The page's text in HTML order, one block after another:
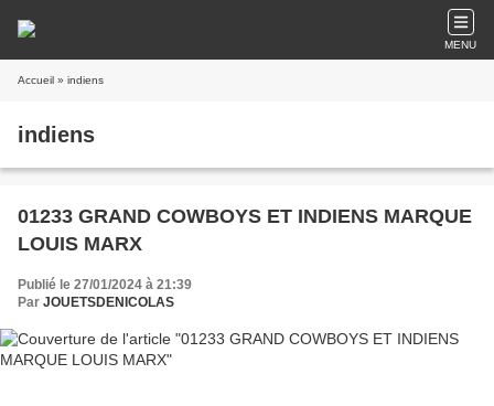
MENU
Accueil » indiens
indiens
01233 GRAND COWBOYS ET INDIENS MARQUE
LOUIS MARX
Publié le 27/01/2024 à 21:39
Par JOUETSDENICOLAS